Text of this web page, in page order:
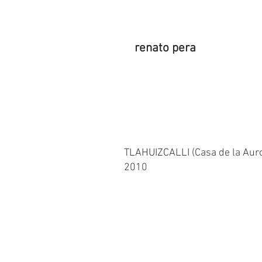
renato pera
TLAHUIZCALLI (Casa de la
2010